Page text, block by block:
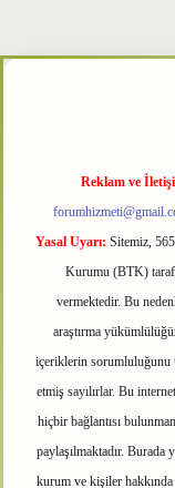
Reklam ve
Yasal Uyarı: Sitemiz,
Kurumu (BTK)
vermektedir. Bu
araştırma
içeriklerin sorumluluğunu
etmiş sayılırlar. Bu
hiçbir bağlantısı
paylaşılmaktadır. Burada
kurum ve kişiler